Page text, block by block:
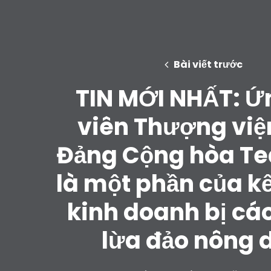
Bài viết trước
TIN MỚI NHẤT:
viên Thượng
Đảng Cộng hòa
là một phần của
kinh doanh bị
lừa đảo nông